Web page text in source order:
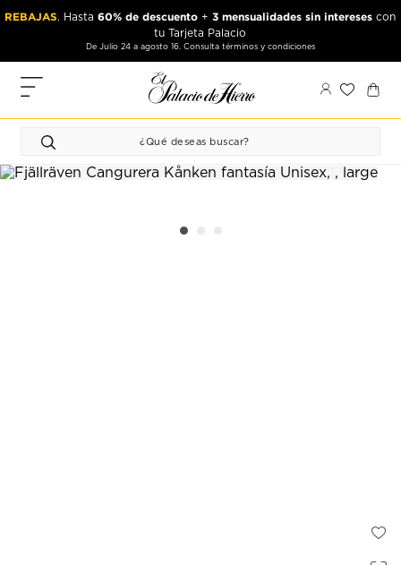
al
principal
al
de
pie
REBAJAS. Hasta60% de descuento +3 mensualidades sin intereses con
tu Tarjeta Palacio
De Julio 24 a agosto 16. Consulta términos y condiciones
MIS
FAVORITOS
PERFIL